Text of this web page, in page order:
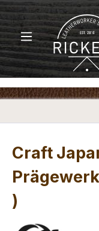
Zum Hauptinhalt
Craft
)